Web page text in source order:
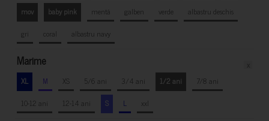
mov
baby pink mentă galben verde
albastru deschis
gri
coral albastru navy
Marime
XL M XS 5/6 ani 3/4 ani 1/2 ani
7/8 ani
10-12 ani
12-14 ani S L xxl